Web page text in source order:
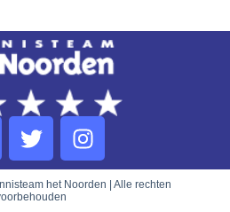
het Noorden | Alle rechten